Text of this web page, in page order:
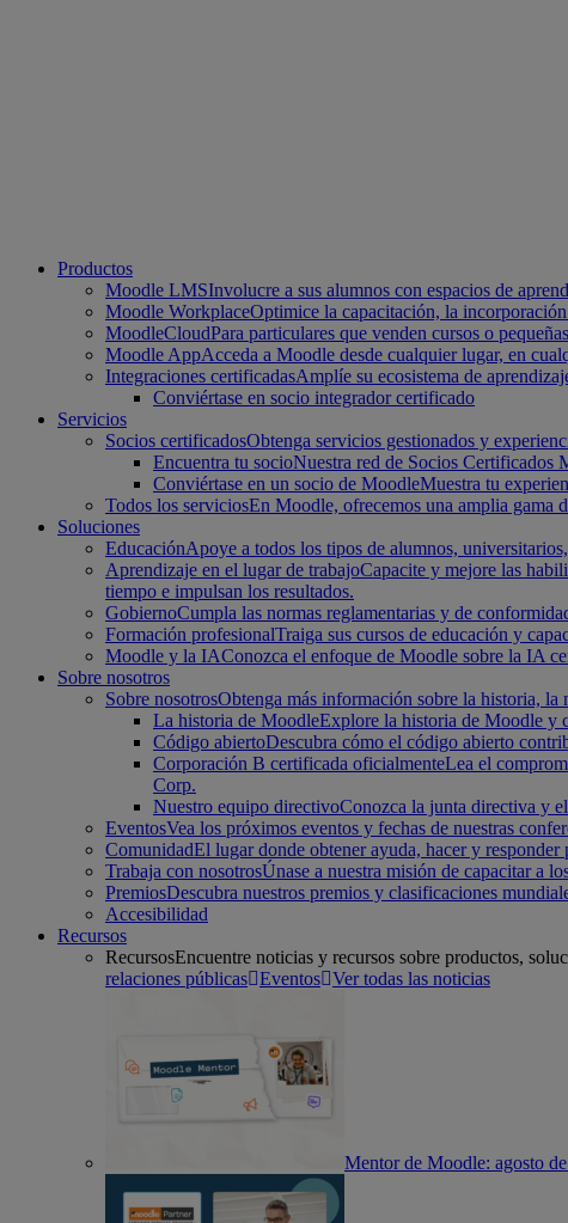
Productos
Moodle LMSInvolucre a sus alumnos con espacios de
Moodle WorkplaceOptimice la capacitación, la
MoodleCloudPara particulares que venden cursos o
Moodle AppAcceda a Moodle desde cualquier lugar, en
Integraciones certificadasAmplíe su ecosistema de
Conviértase en socio integrador certificado
Servicios
Socios certificadosObtenga servicios gestionados y
Encuentra tu socioNuestra red de Socios Certificados
Conviértase en un socio de MoodleMuestra tu
Todos los serviciosEn Moodle, ofrecemos una amplia gama
Soluciones
EducaciónApoye a todos los tipos de alumnos,
Aprendizaje en el lugar de trabajoCapacite y mejore las
tiempo e impulsan los resultados.
GobiernoCumpla las normas reglamentarias y de
Formación profesionalTraiga sus cursos de educación y
Moodle y la IAConozca el enfoque de Moodle sobre la IA
Sobre nosotros
Sobre nosotrosObtenga más información sobre la historia,
La historia de MoodleExplore la historia de Moodle y
Código abiertoDescubra cómo el código abierto
Corporación B certificada oficialmenteLea el
Corp.
Nuestro equipo directivoConozca la junta directiva y
EventosVea los próximos eventos y fechas de nuestras
ComunidadEl lugar donde obtener ayuda, hacer y
Trabaja con nosotrosÚnase a nuestra misión de capacitar a
PremiosDescubra nuestros premios y clasificaciones
Accesibilidad
Recursos
RecursosEncuentre noticias y recursos sobre productos,
relaciones públicas Eventos Ver todas las noticias
Mentor de Moodle: agosto